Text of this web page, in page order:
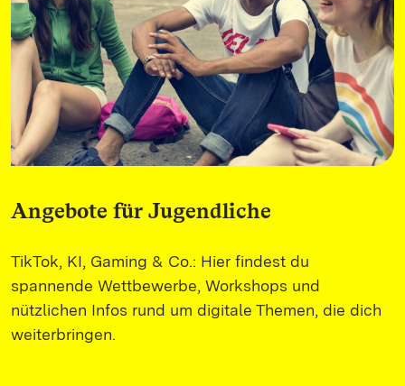
Angebote für Jugendliche
TikTok, KI, Gaming & Co.: Hier findest du
spannende Wettbewerbe, Workshops und
nützlichen Infos rund um digitale Themen, die dich
weiterbringen.